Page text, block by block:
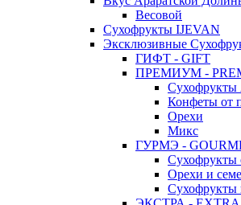
Весовой
Сухофрукты IJEVAN
Эксклюзивные
ГИФТ - GIFT
ПРЕМИУМ -
Конфеты от
Орехи
Микс
ГУРМЭ -
Сухофрукты
Орехи и
Сухофрукты